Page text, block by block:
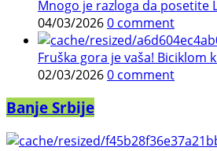
Mnogo je razloga da posetite
04/03/20260 comment
Fruška gora je vaša! Biciklom
02/03/20260 comment
Banje Srbije